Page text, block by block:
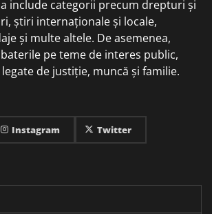
include categorii precum drepturi și
știri internaționale și locale,
și multe altele. De asemenea,
pe teme de interes public,
de justiție, muncă și familie.
Instagram Twitter